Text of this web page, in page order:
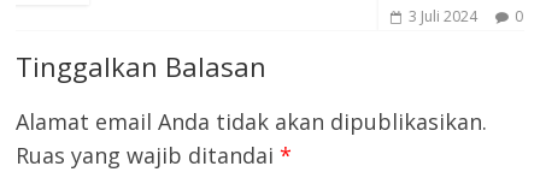
3 Juli 2024 0
Tinggalkan Balasan
Alamat email Anda tidak akan dipublikasikan.
Ruas yang wajib ditandai*